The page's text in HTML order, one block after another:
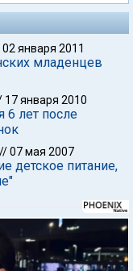
02 января 2011
младенцев
17 января 2010
6 лет после
//07 мая 2007
детское питание,